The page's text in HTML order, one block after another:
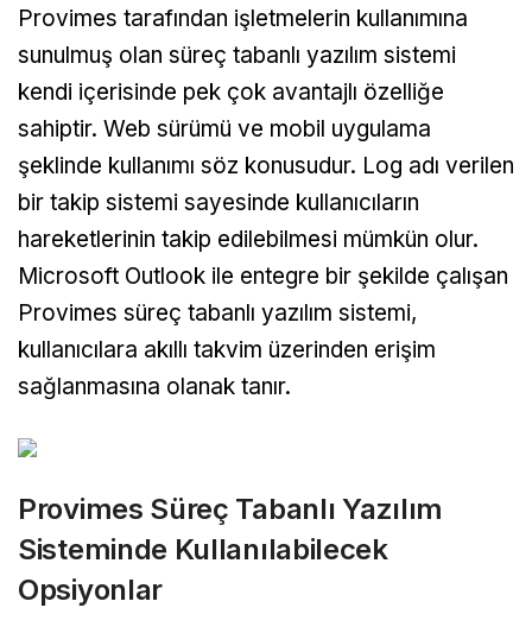
Provimes tarafından işletmelerin kullanımına
sunulmuş olan süreç tabanlı yazılım sistemi
kendi içerisinde pek çok avantajlı özelliğe
sahiptir. Web sürümü ve mobil uygulama
şeklinde kullanımı söz konusudur. Log adı verilen
bir takip sistemi sayesinde kullanıcıların
hareketlerinin takip edilebilmesi mümkün olur.
Microsoft Outlook ile entegre bir şekilde çalışan
Provimes süreç tabanlı yazılım sistemi,
kullanıcılara akıllı takvim üzerinden erişim
sağlanmasına olanak tanır.
Provimes Süreç Tabanlı Yazılım
Sisteminde Kullanılabilecek
Opsiyonlar